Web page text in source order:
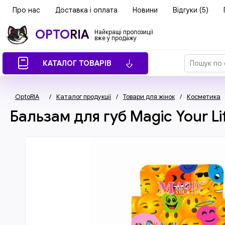
Про нас Доставка і оплата Новини Відгуки (5)
OPTORIA
Найкращі пропозиції
вже у продажу
КАТАЛОГ ТОВАРІВ
OptoRIA / Каталог продукції / Товари для жінок / Косметика
Бальзам для губ Magic Your